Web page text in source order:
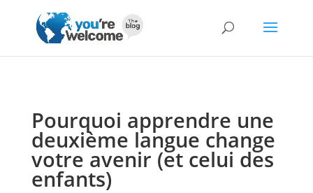
Pourquoi apprendre une
deuxième langue change
votre avenir (et celui des
enfants)